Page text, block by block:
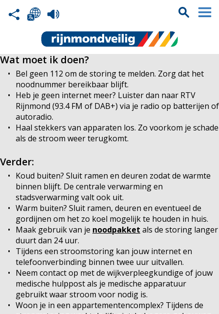
Wat moet ik doen?
Bel geen 112 om de storing te melden. Zorg dat het
noodnummer bereikbaar blijft.
Heb je geen internet meer? Luister dan naar RTV
Rijnmond (93.4 FM of DAB+) via je radio op batterijen of
autoradio.
Haal stekkers van apparaten los. Zo voorkom je schade
als de stroom weer terugkomt.
Verder:
Koud buiten? Sluit ramen en deuren zodat de warmte
binnen blijft. De centrale verwarming en
stadsverwarming valt ook uit.
Warm buiten? Sluit ramen, deuren en eventueel de
gordijnen om het zo koel mogelijk te houden in huis.
Maak gebruik van je noodpakket als de storing langer
duurt dan 24 uur.
Tijdens een stroomstoring kan jouw internet en
telefoonverbinding binnen twee uur uitvallen.
Neem contact op met de wijkverpleegkundige of jouw
medische hulppost als je medische apparatuur
gebruikt waar stroom voor nodig is.
Woon je in een appartementencomplex? Tijdens de